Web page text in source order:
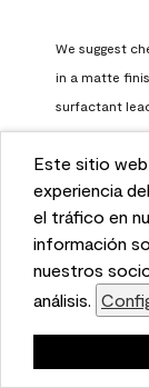
This website
and to
We also
with our
partners.
Este sitio
experiencia
el tráfico en
información
nuestros
análisis.
We suggest
in a matte
surfactant
have enough
high humidity.
https://
paints-
paint
Benjamin
a month ago